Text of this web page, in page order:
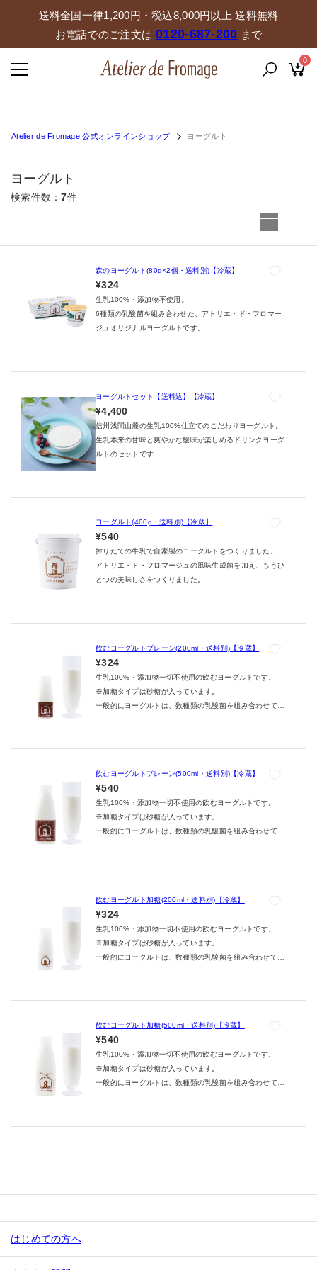
送料全国一律1,200円・税込8,000円以上 送料無料
お電話でのご注文は 0120-687-200 まで
0
Atelier de Fromage 公式オンラインショップ ヨーグルト
ヨーグルト
検索件数 7件
森のヨーグルト(80g×2個・送料別)【冷蔵】
¥324
生乳100%・添加物不使用。
6種類の乳酸菌を組み合わせた、アトリエ・ド・フロマー
ジュオリジナルヨーグルトです。
ヨーグルトセット【送料込】【冷蔵】
¥4,400
信州浅間山麓の生乳100%仕立てのこだわりヨーグルト。
生乳本来の甘味と爽やかな酸味が楽しめるドリンクヨーグ
ルトのセットです
ヨーグルト(400g・送料別)【冷蔵】
¥540
搾りたての牛乳で自家製のヨーグルトをつくりました。
アトリエ・ド・フロマージュの風味生成菌を加え、もうひ
とつの美味しさをつくりました。
飲むヨーグルトプレーン(200ml・送料別)【冷蔵】
¥324
生乳100%・添加物一切不使用の飲むヨーグルトです。
※加糖タイプは砂糖が入っています。
一般的にヨーグルトは、数種類の乳酸菌を組み合わせて作
す。共生関係にない乳酸菌を用いてヨーグルト作ろうとし
い、ヨーグルトにならなかったり、味や香りが良いものに
ならなかったりしてしまうからです。
私たちは、他にはないアトリエ・ド・フロマージュ独自の
ヨーグルトを作るため、チーズ製造で培った技術や知識か
ら、常識にとらわれない新らしい乳酸菌の組合せや製法を
作ることができました。
飲むヨーグルトプレーン(500ml・送料別)【冷蔵】
¥540
生乳100%・添加物一切不使用の飲むヨーグルトです。
※加糖タイプは砂糖が入っています。
一般的にヨーグルトは、数種類の乳酸菌を組み合わせて作
す。共生関係にない乳酸菌を用いてヨーグルト作ろうとし
い、ヨーグルトにならなかったり、味や香りが良いものに
ならなかったりしてしまうからです。
私たちは、他にはないアトリエ・ド・フロマージュ独自の
ヨーグルトを作るため、チーズ製造で培った技術や知識か
ら、常識にとらわれない新らしい乳酸菌の組合せや製法を
作ることができました。
飲むヨーグルト加糖(200ml・送料別)【冷蔵】
¥324
生乳100%・添加物一切不使用の飲むヨーグルトです。
※加糖タイプは砂糖が入っています。
一般的にヨーグルトは、数種類の乳酸菌を組み合わせて作
す。共生関係にない乳酸菌を用いてヨーグルト作ろうとし
い、ヨーグルトにならなかったり、味や香りが良いものに
ならなかったりしてしまうからです。
私たちは、他にはないアトリエ・ド・フロマージュ独自の
ヨーグルトを作るため、チーズ製造で培った技術や知識か
ら、常識にとらわれない新らしい乳酸菌の組合せや製法を
作ることができました。
飲むヨーグルト加糖(500ml・送料別)【冷蔵】
¥540
生乳100%・添加物一切不使用の飲むヨーグルトです。
※加糖タイプは砂糖が入っています。
一般的にヨーグルトは、数種類の乳酸菌を組み合わせて作
す。共生関係にない乳酸菌を用いてヨーグルト作ろうとし
ヨーグルトを作るため、チーズ製造で培った技術や知識か
研究し、本来共生関係にないと思われていた乳酸菌を組み
はじめての方へ